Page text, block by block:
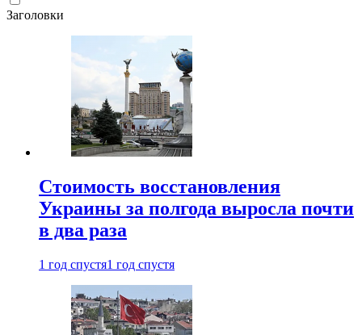
Заголовки
Стоимость восстановления
Украины за полгода выросла почти
в два раза
1 год спустя1 год спустя